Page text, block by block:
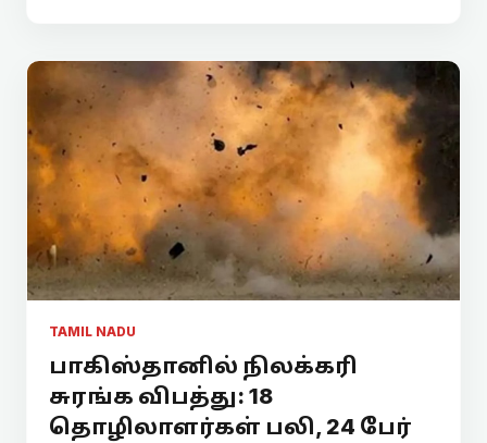
TAMIL NADU
பாகிஸ்தானில் நிலக்கரி
சுரங்க விபத்து: 18
தொழிலாளர்கள் பலி, 24 பேர்